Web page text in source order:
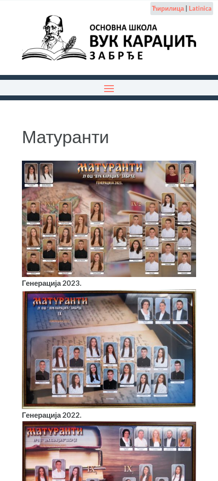
Ћирилица| Latinica
Матуранти
Генерација 2023.
Генерација 2022.